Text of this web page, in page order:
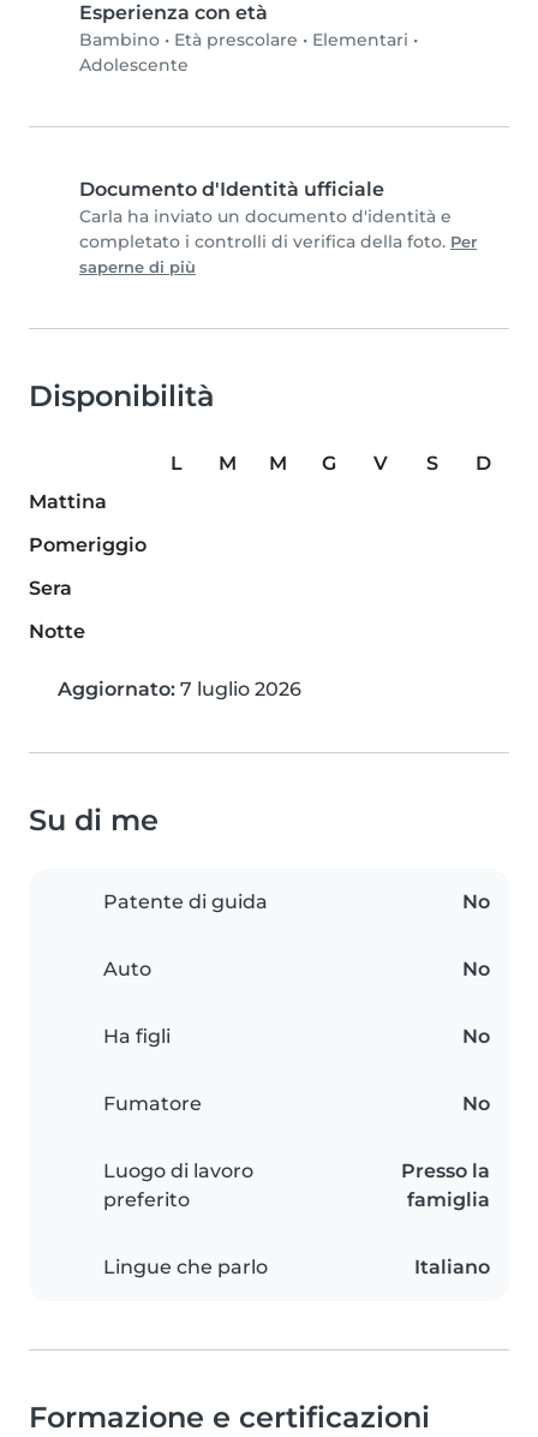
Esperienza con età
Bambino • Età prescolare • Elementari •
Adolescente
Documento d'Identità ufficiale
Carla ha inviato un documento d'identità e
completato i controlli di verifica della foto. Per
saperne di più
Disponibilità
L M M G V S
D
Mattina
Pomeriggio
Sera
Notte
Aggiornato: 7 luglio 2026
Su di me
Patente di guida No
Auto No
Ha figli No
Fumatore No
Luogo di lavoro
preferito
Presso la
famiglia
Lingue che parlo Italiano
Formazione e certificazioni